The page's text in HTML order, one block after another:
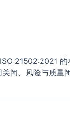
21502:2021
闭、风险与质量